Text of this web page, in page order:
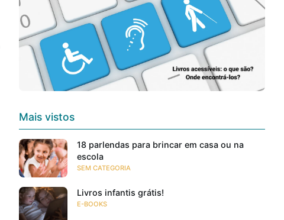
Mais vistos
18 parlendas para brincar em casa ou na
escola
SEM CATEGORIA
Livros infantis grátis!
E-BOOKS